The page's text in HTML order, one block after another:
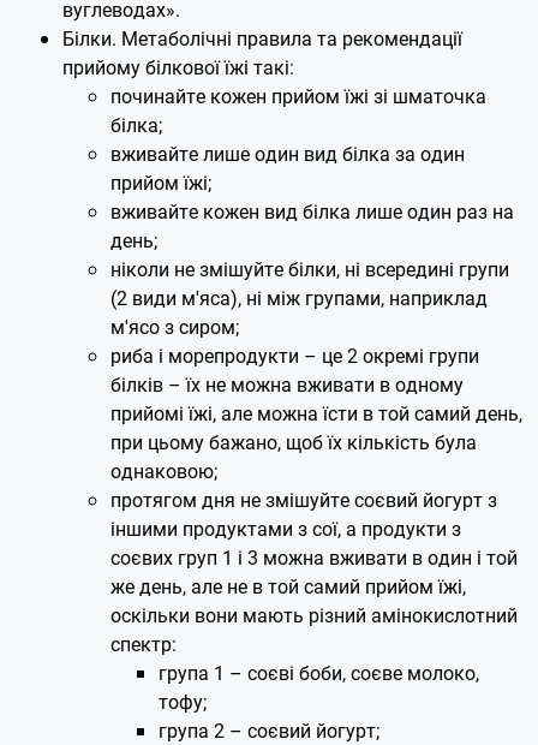
вуглеводах».
Білки. Метаболічні правила та рекомендації
прийому білкової їжі такі:
починайте кожен прийом їжі зі шматочка
білка;
вживайте лише один вид білка за один
прийом їжі;
вживайте кожен вид білка лише один раз на
день;
ніколи не змішуйте білки, ні всередині групи
(2 види м'яса), ні між групами, наприклад
м'ясо з сиром;
риба і морепродукти – це 2 окремі групи
білків – їх не можна вживати в одному
прийомі їжі, але можна їсти в той самий день,
при цьому бажано, щоб їх кількість була
однаковою;
протягом дня не змішуйте соєвий йогурт з
іншими продуктами з сої, а продукти з
соєвих груп 1 і 3 можна вживати в один і той
же день, але не в той самий прийом їжі,
оскільки вони мають різний амінокислотний
спектр:
група 1 – соєві боби, соєве молоко,
тофу;
група 2 – соєвий йогурт;